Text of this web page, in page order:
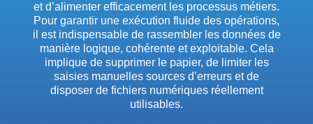
et d’alimenter efficacement les processus métiers.
Pour garantir une exécution fluide des opérations,
il est indispensable de rassembler les données de
manière logique, cohérente et exploitable. Cela
implique de supprimer le papier, de limiter les
saisies manuelles sources d’erreurs et de
disposer de fichiers numériques réellement
utilisables.